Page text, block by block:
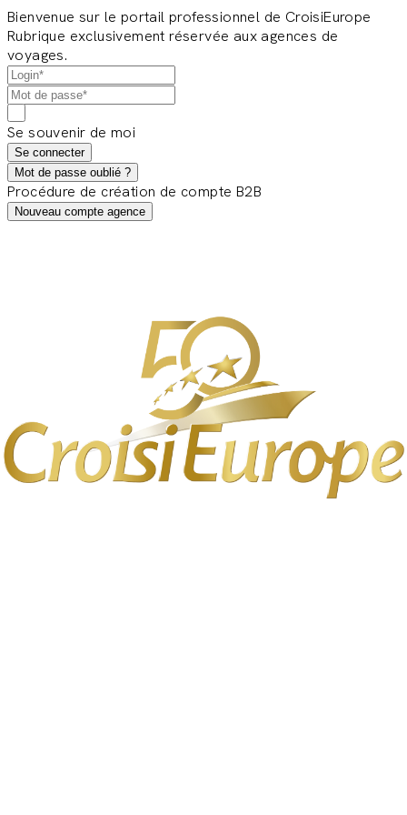
Bienvenue sur le portail professionnel de CroisiEurope
Rubrique exclusivement réservée aux agences de
voyages.
Se souvenir de moi
Se connecter
Mot de passe oublié ?
Procédure de création de compte B2B
Nouveau compte agence